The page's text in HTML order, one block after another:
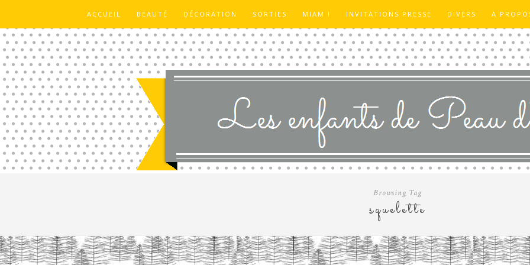
ACCUEIL BEAUTÉ DÉCORATION SORTIES MIAM ! INVITATIONS PRESSE DIVERS A
Browsing Tag
squelette